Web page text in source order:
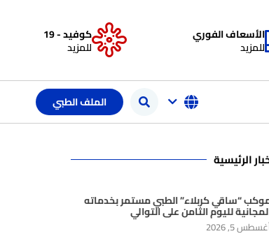
الأسعاف الفوري
للمزيد
كوفيد - 19
للمزيد
الملف الطبي
الرئيسية
“ساقي كربلاء” الطبي مستمر بخدماته
لليوم الثامن على التوالي
5, 2026